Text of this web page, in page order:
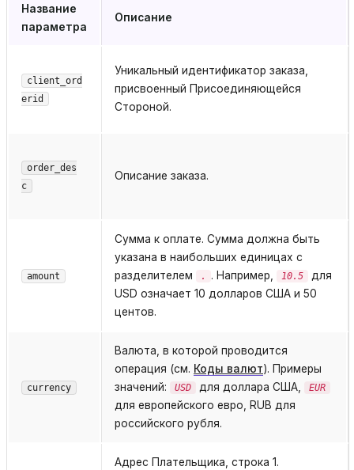
Название
параметра
Описание
client_ord
erid
Уникальный идентификатор заказа,
присвоенный Присоединяющейся
Стороной.
order_des
c
Описание заказа.
amount
Сумма к оплате. Сумма должна быть
указана в наибольших единицах с
разделителем
. . Например, 10.5
для
USD означает 10 долларов США и 50
центов.
currency
Валюта, в которой проводится
операция (см. Коды валют). Примеры
значений:
USD для доллара США, EUR
для европейского евро, RUB для
российского рубля.
Адрес Плательщика, строка 1.